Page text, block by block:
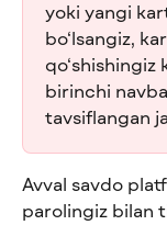
yoki yangi
bo‘lsangiz,
qo‘shishingiz
birinchi
tavsiflangan
Avval savdo
parolingiz bilan